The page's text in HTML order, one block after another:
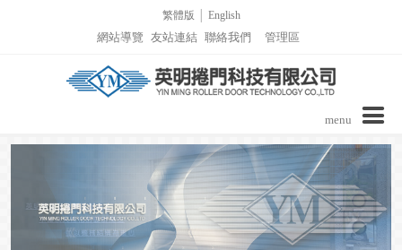
繁體版
English
網站導覽
友站連結 聯絡我們 管理區
menu
公司介紹
商品介紹
實績介紹